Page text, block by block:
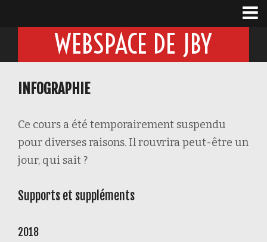
WEBSPACE DE JBY
INFOGRAPHIE
Ce cours a été temporairement suspendu
pour diverses raisons. Il rouvrira peut-être un
jour, qui sait ?
Supports et suppléments
2018